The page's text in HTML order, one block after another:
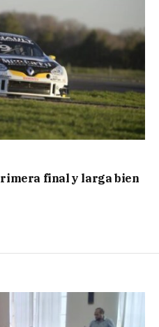
final y larga bien